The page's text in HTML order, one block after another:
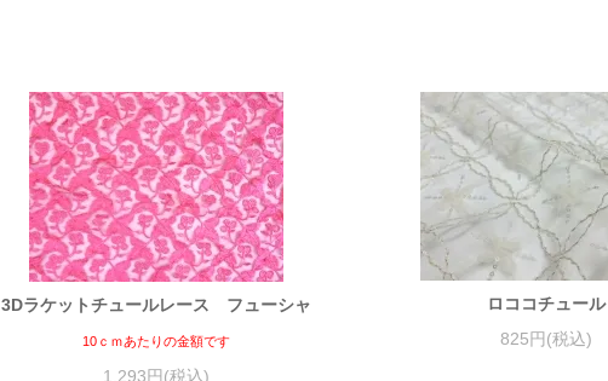
3Dラケットチュールレース フューシャ
10ｃｍあたりの金額です
1,293円(税込)
ロココチュール
825円(税込)